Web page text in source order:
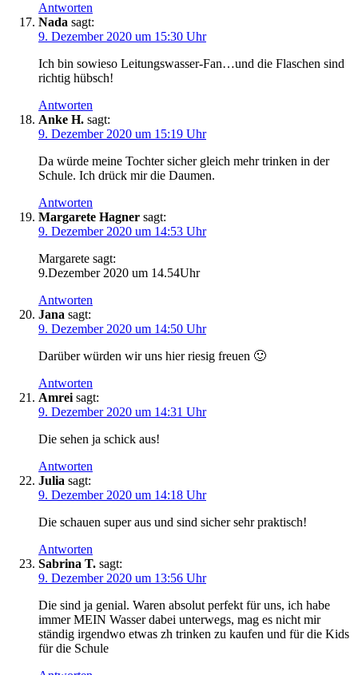
Antworten
Nada sagt:
9. Dezember 2020 um 15:30 Uhr
Ich bin sowieso Leitungswasser-Fan…und die Flaschen sind
richtig hübsch!
Antworten
Anke H. sagt:
9. Dezember 2020 um 15:19 Uhr
Da würde meine Tochter sicher gleich mehr trinken in der
Schule. Ich drück mir die Daumen.
Antworten
Margarete Hagner sagt:
9. Dezember 2020 um 14:53 Uhr
Margarete sagt:
9.Dezember 2020 um 14.54Uhr
Antworten
Jana sagt:
9. Dezember 2020 um 14:50 Uhr
Darüber würden wir uns hier riesig freuen 🙂
Antworten
Amrei sagt:
9. Dezember 2020 um 14:31 Uhr
Die sehen ja schick aus!
Antworten
Julia sagt:
9. Dezember 2020 um 14:18 Uhr
Die schauen super aus und sind sicher sehr praktisch!
Antworten
Sabrina T. sagt:
9. Dezember 2020 um 13:56 Uhr
Die sind ja genial. Waren absolut perfekt für uns, ich habe
immer MEIN Wasser dabei unterwegs, mag es nicht mir
ständig irgendwo etwas zh trinken zu kaufen und für die Kids
für die Schule